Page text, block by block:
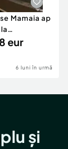
Mamaia ap
Mega
eur
6 luni în urmă
și